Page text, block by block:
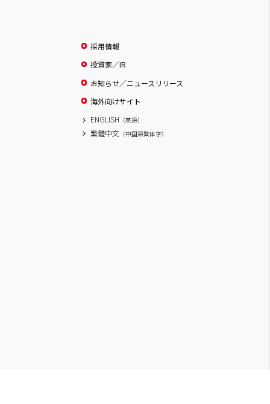
採用情報
投資家／IR
お知らせ／ニュースリリース
海外向けサイト
ENGLISH （英語）
繁體中文 （中国語繁体字）